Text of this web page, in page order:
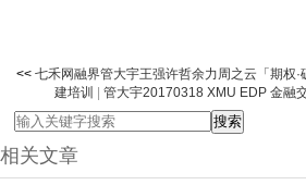
<<七禾网融界管大宇王强许哲余力周之云「期权
建培训
|管大宇20170318 XMU EDP 金融
相关文章